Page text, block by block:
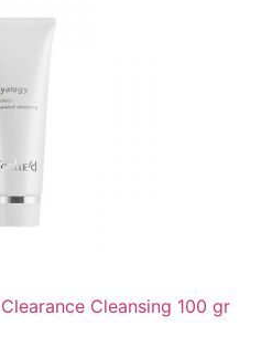
Cleansing 100 gr